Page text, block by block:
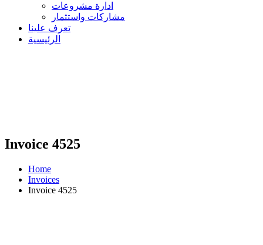
ادارة مشروعات
مشاركات واستثمار
تعرف علينا
الرئيسية
Invoice 4525
Home
Invoices
Invoice 4525